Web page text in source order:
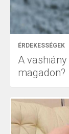
ÉRDEKESSÉGEK
A
magadon?